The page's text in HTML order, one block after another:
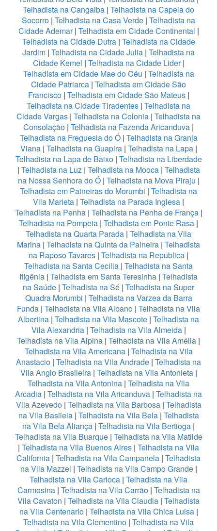
Telhadista na Cangaiba | Telhadista na Capela do
Socorro | Telhadista na Casa Verde | Telhadista na
Cidade Ademar| Telhadista em Cidade Continental |
Telhadista na Cidade Dutra | Telhadista na Cidade
Jardim | Telhadista na Cidade Julia | Telhadista na
Cidade Kemel | Telhadista na Cidade Lider|
Telhadista em Cidade Mae do Céu | Telhadista na
Cidade Patriarca | Telhadista em Cidade São
Francisco | Telhadista em Cidade São Mateus|
Telhadista na Cidade Tiradentes | Telhadista na
Cidade Vargas | Telhadista na Colonia | Telhadista na
Consolação | Telhadista na Fazenda Aricanduva |
Telhadista na Freguesia do Ó| Telhadista na Granja
Viana| Telhadista na Guapira| Telhadista na Lapa|
Telhadista na Lapa de Baixo | Telhadista na Liberdade
| Telhadista na Luz| Telhadista na Mooca| Telhadista
na Nossa Senhora do Ó| Telhadista na Mova Piraju |
Telhadista em Paineiras do Morumbi | Telhadista na
Vila Marieta | Telhadista na Parada Inglesa |
Telhadista na Penha| Telhadista na Penha de França |
Telhadista na Pompeia | Telhadista em Ponte Rasa |
Telhadista na Quarta Parada | Telhadista na Vila
Marina | Telhadista na Quinta da Paineira | Telhadista
na Raposo Tavares | Telhadista na Republica |
Telhadista na Santa Cecilia | Telhadista na Santa
Ifigênia | Telhadista em Santa Teresinha | Telhadista
na Saúde | Telhadista na Sé | Telhadista na Super
Quadra Morumbi | Telhadista na Varzea da Barra
Funda | Telhadista na Vila Albano | Telhadista na Vila
Albertina | Telhadista na Vila Mascote | Telhadista na
Vila Alexandria| Telhadista na Vila Almeida |
Telhadista na Vila Alpina | Telhadista na Vila Amélia |
Telhadista na Vila Americana| Telhadista na Vila
Anastacio | Telhadista na Vila Andrade | Telhadista na
Vila Anglo Brasileira| Telhadista na Vila Antonieta|
Telhadista na Vila Antonina | Telhadista na Vila
Arcadia | Telhadista na Vila Aricanduva | Telhadista na
Vila Azevedo| Telhadista na Vila Barbosa| Telhadista
na Vila Basileia| Telhadista na Vila Bela| Telhadista
na Vila Bela Aliança | Telhadista na Vila Bertioga |
Telhadista na Vila Buarque| Telhadista na Vila Matilde
| Telhadista na Vila Buenos Aires | Telhadista na Vila
California | Telhadista na Vila Campanela | Telhadista
na Vila Mazzei | Telhadista na Vila Campo Grande|
Telhadista na Vila Carioca | Telhadista na Vila
Carmosina| Telhadista na Vila Carrão| Telhadista na
Vila Cavaton | Telhadista na Vila Claudia | Telhadista
na Vila Centenario| Telhadista na Vila Chica Luisa |
Telhadista na Vila Clementino | Telhadista na Vila